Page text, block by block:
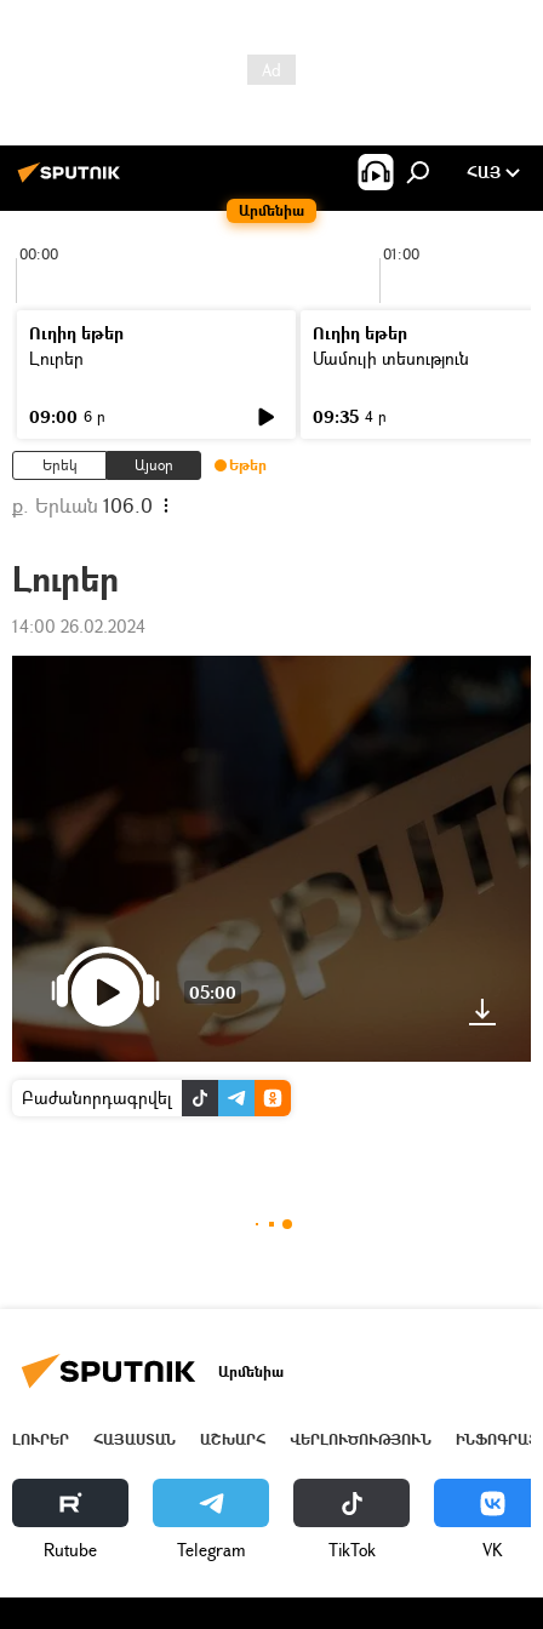
Արմենիա
ՀԱՅ
00:00 01:00
Ուղիղ եթեր
Լուրեր
09:00 6 ր
Ուղիղ եթեր
Մամուլի տեսություն
09:35 4 ր
Երեկ Այսօր Եթեր
ք. Երևան 106.0
Լուրեր
14:00 26.02.2024
05:00
Բաժանորդագրվել
Արմենիա
ԼՈՒՐԵՐ ՀԱՅԱՍՏԱՆ ԱՇԽԱՐՀ ՎԵՐԼՈՒԾՈՒԹՅՈՒՆ
Rutube Telegram ТikТоk VK